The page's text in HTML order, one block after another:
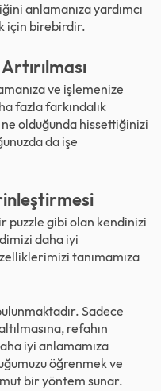
anlamanıza yardımcı
için birebirdir.
ve işlemenize
fazla farkındalık
olduğunda hissettiğinizi
da işe
puzzle gibi olan kendinizi
daha iyi
tanımamıza
Sadece
refahın
iyi anlamamıza
öğrenmek ve
bir yöntem sunar.